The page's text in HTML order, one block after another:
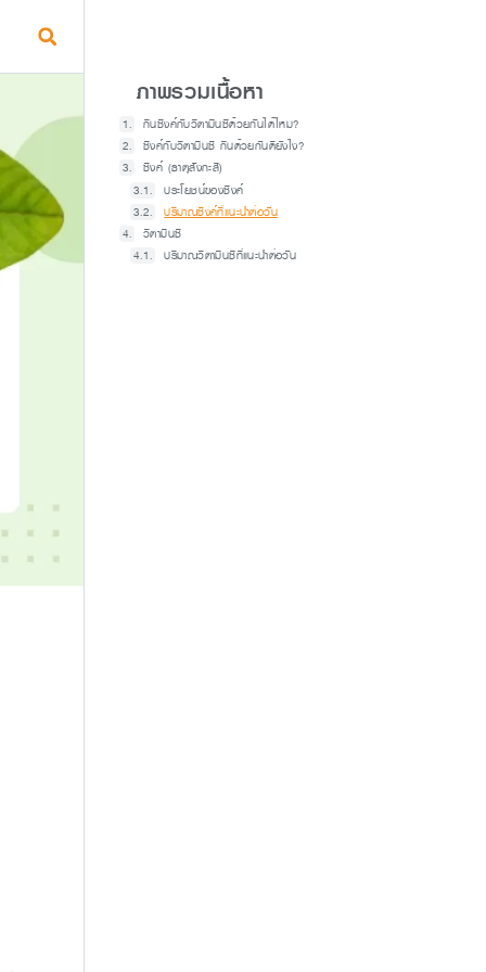
ภาพรวมเนื้อหา
กินซิงค์กับวิตามินซีด้วยกันได้ไหม?
ซิงค์กับวิตามินซี กินด้วยกันดียังไง?
ซิงค์ (ธาตุสังกะสี)
ประโยชน์ของซิงค์
ปริมาณซิงค์ที่แนะนำต่อวัน
วิตามินซี
ปริมาณวิตามินซีที่แนะนำต่อวัน